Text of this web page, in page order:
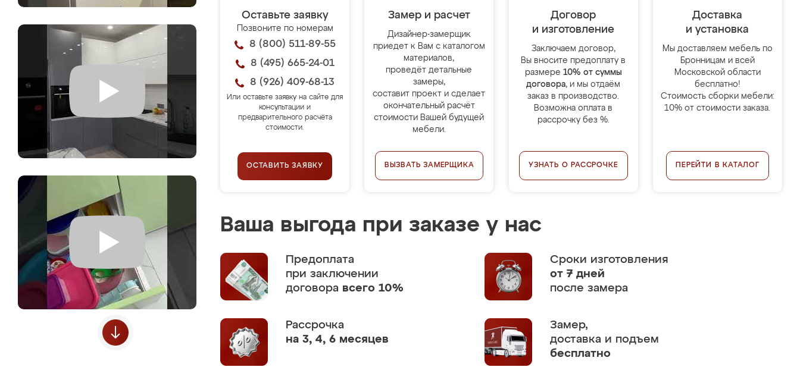
Оставьте заявку
Позвоните по номерам
8 (800) 511-89-55
8 (495) 665-24-01
8 (926) 409-68-13
Или оставьте заявку на сайте для
консультации и
предварительного расчёта
стоимости.
ОСТАВИТЬ ЗАЯВКУ
Замер и расчет
Дизайнер-замерщик
приедет к Вам с каталогом
материалов,
проведёт детальные
замеры,
составит проект и сделает
окончательный расчёт
стоимости Вашей будущей
мебели.
ВЫЗВАТЬ ЗАМЕРЩИКА
Договор
и изготовление
Заключаем договор,
Вы вносите предоплату в
размере 10% от суммы
договора, и мы отдаём
заказ в производство.
Возможна оплата в
рассрочку без %.
УЗНАТЬ О РАССРОЧКЕ
Доставка
и установка
Мы доставляем мебель по
Бронницам и всей
Московской области
бесплатно!
Стоимость сборки мебели:
10% от стоимости заказа.
ПЕРЕЙТИ В КАТАЛОГ
Ваша выгода при заказе у нас
Предоплата
при заключении
договора всего 10%
Сроки изготовления
от 7 дней
после замера
Рассрочка
на 3, 4, 6 месяцев
Замер,
доставка и подъем
бесплатно